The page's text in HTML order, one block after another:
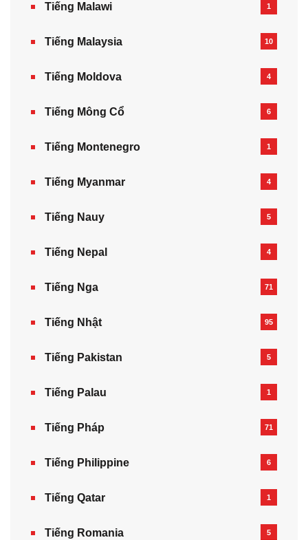
Tiếng Malawi 1
Tiếng Malaysia 10
Tiếng Moldova 4
Tiếng Mông Cổ 6
Tiếng Montenegro 1
Tiếng Myanmar 4
Tiếng Nauy 5
Tiếng Nepal‎ 4
Tiếng Nga 71
Tiếng Nhật 95
Tiếng Pakistan 5
Tiếng Palau 1
Tiếng Pháp 71
Tiếng Philippine 6
Tiếng Qatar 1
Tiếng Romania 5